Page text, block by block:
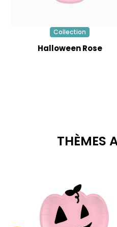
Collection
Halloween Rose
THÈMES